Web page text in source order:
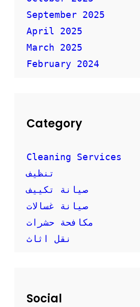
September 2025
April 2025
March 2025
February 2024
Category
Cleaning Services
تنظيف
صيانة تكييف
صيانة غسالات
مكافحة حشرات
نقل اثاث
Social